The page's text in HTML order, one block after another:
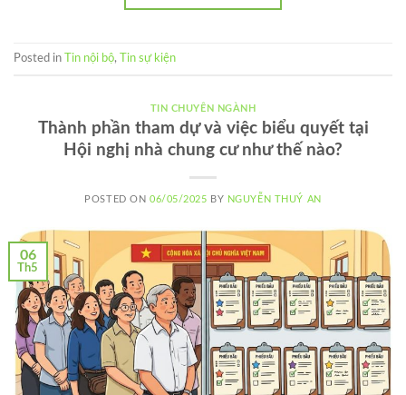
Posted in Tin nội bộ, Tin sự kiện
TIN CHUYÊN NGÀNH
Thành phần tham dự và việc biểu quyết tại
Hội nghị nhà chung cư như thế nào?
POSTED ON 06/05/2025 BY NGUYỄN THUÝ AN
06
Th5